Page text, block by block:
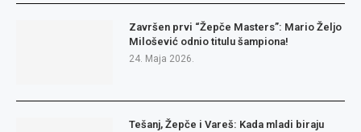
Završen prvi “Žepče Masters”: Mario Željo
Milošević odnio titulu šampiona!
24. Maja 2026.
Tešanj, Žepče i Vareš: Kada mladi biraju